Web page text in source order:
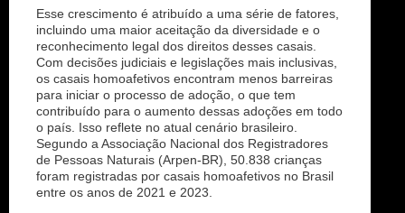
Esse crescimento é atribuído a uma série de fatores,
incluindo uma maior aceitação da diversidade e o
reconhecimento legal dos direitos desses casais.
Com decisões judiciais e legislações mais inclusivas,
os casais homoafetivos encontram menos barreiras
para iniciar o processo de adoção, o que tem
contribuído para o aumento dessas adoções em todo
o país. Isso reflete no atual cenário brasileiro.
Segundo a Associação Nacional dos Registradores
de Pessoas Naturais (Arpen-BR), 50.838 crianças
foram registradas por casais homoafetivos no Brasil
entre os anos de 2021 e 2023.